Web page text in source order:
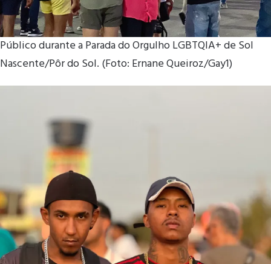
Público durante a Parada do Orgulho LGBTQIA+ de Sol
Nascente/Pôr do Sol. (Foto: Ernane Queiroz/Gay1)